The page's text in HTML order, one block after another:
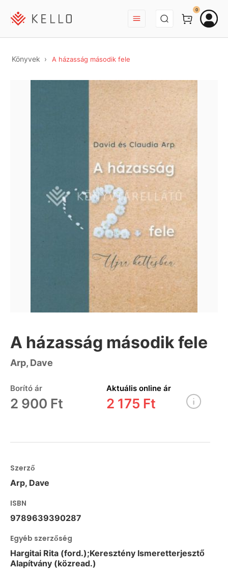
BEJELENTKEZÉS
0
Könyvek A házasság második fele
A házasság második fele
Arp, Dave
Borító ár
2 900 Ft
Aktuális online ár
2 175 Ft
Szerző
Arp, Dave
ISBN
9789639390287
Egyéb szerzőség
Hargitai Rita (ford.);Keresztény Ismeretterjesztő
Alapítvány (közread.)